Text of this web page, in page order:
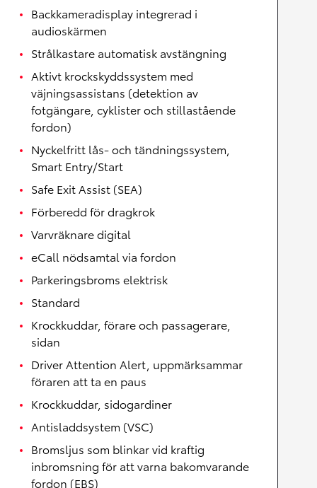
Backkameradisplay integrerad i
audioskärmen
Strålkastare automatisk avstängning
Aktivt krockskyddssystem med
väjningsassistans (detektion av
fotgängare, cyklister och stillastående
fordon)
Nyckelfritt lås- och tändningssystem,
Smart Entry/Start
Safe Exit Assist (SEA)
Förberedd för dragkrok
Varvräknare digital
eCall nödsamtal via fordon
Parkeringsbroms elektrisk
Standard
Krockkuddar, förare och passagerare,
sidan
Driver Attention Alert, uppmärksammar
föraren att ta en paus
Krockkuddar, sidogardiner
Antisladdsystem (VSC)
Bromsljus som blinkar vid kraftig
inbromsning för att varna bakomvarande
fordon (EBS)